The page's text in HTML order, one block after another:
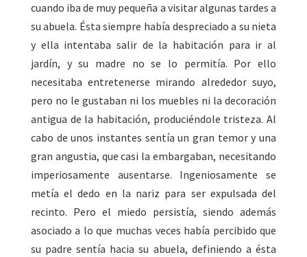
cuando iba de muy pequeña a visitar algunas tardes a
su abuela. Ésta siempre había despreciado a su nieta
y ella intentaba salir de la habitación para ir al
jardín, y su madre no se lo permitía. Por ello
necesitaba entretenerse mirando alrededor suyo,
pero no le gustaban ni los muebles ni la decoración
antigua de la habitación, produciéndole tristeza. Al
cabo de unos instantes sentía un gran temor y una
gran angustia, que casi la embargaban, necesitando
imperiosamente ausentarse. Ingeniosamente se
metía el dedo en la nariz para ser expulsada del
recinto. Pero el miedo persistía, siendo además
asociado a lo que muchas veces había percibido que
su padre sentía hacia su abuela, definiendo a ésta